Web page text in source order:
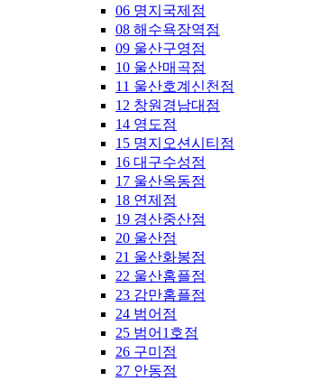
06 명지국제점
08 해수욕장역점
09 울산구영점
10 울산매곡점
11 울산호계신천점
12 창원경남대점
14 영도점
15 명지오션시티점
16 대구수성점
17 울산옥동점
18 연제점
19 경산중산점
20 울산점
21 울산화봉점
22 울산홈플점
23 감만홈플점
24 범어점
25 범어1호점
26 구미점
27 안동점